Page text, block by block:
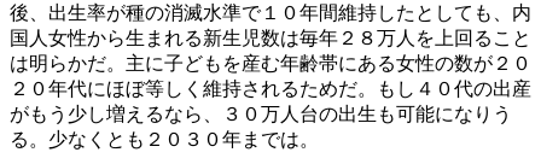
後、出生率が種の消滅水準で１０年間維持したとしても、内
国人女性から生まれる新生児数は毎年２８万人を上回ること
は明らかだ。主に子どもを産む年齢帯にある女性の数が２０
２０年代にほぼ等しく維持されるためだ。もし４０代の出産
がもう少し増えるなら、３０万人台の出生も可能になりう
る。少なくとも２０３０年までは。